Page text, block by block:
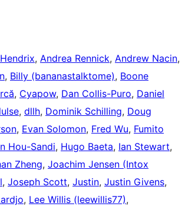
, Andrea Rennick, Andrew Nacin,
, Billy (bananastalktome), Boone
, Cyapow, Dan Collis-Puro, Daniel
, dllh, Dominik Schilling, Doug
, Evan Solomon, Fred Wu, Fumito
Hou-Sandi, Hugo Baeta, Ian Stewart,
Zheng, Joachim Jensen (Intox
, Joseph Scott, Justin, Justin Givens,
, Lee Willis (leewillis77),